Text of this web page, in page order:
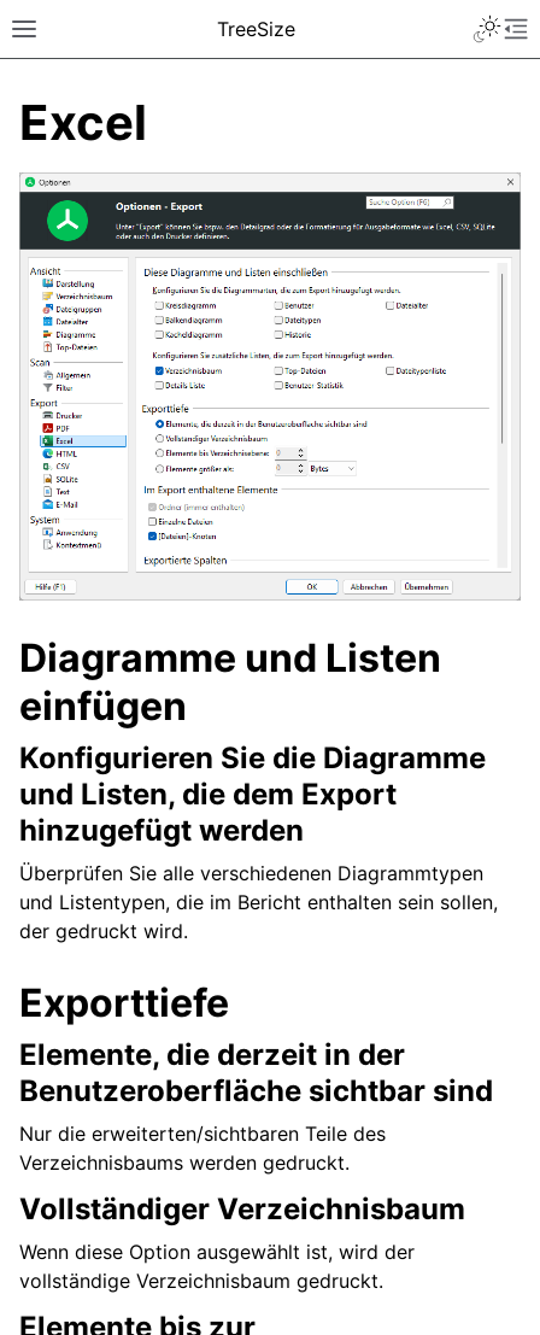
TreeSize
Excel
Diagramme und Listen
einfügen
Konfigurieren Sie die Diagramme
und Listen, die dem Export
hinzugefügt werden
Überprüfen Sie alle verschiedenen Diagrammtypen
und Listentypen, die im Bericht enthalten sein sollen,
der gedruckt wird.
Exporttiefe
Elemente, die derzeit in der
Benutzeroberfläche sichtbar sind
Nur die erweiterten/sichtbaren Teile des
Verzeichnisbaums werden gedruckt.
Vollständiger Verzeichnisbaum
Wenn diese Option ausgewählt ist, wird der
vollständige Verzeichnisbaum gedruckt.
Elemente bis zur